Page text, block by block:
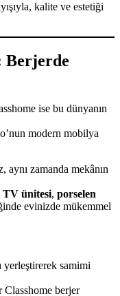
kalite ve estetiği
Berjerde
ise bu dünyanın
modern mobilya
zamanda mekânın
TV ünitesi, porselen
evinizde mükemmel
yerleştirerek samimi
Classhome berjer